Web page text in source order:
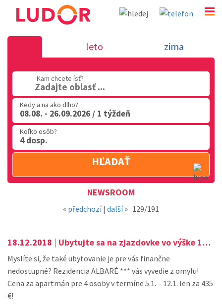
Novinka 18.12.2018 - dovolenka v
02 2063 3182
leto zima
Kam chcete ísť?
Zadajte oblasť ...
Kedy a na ako dlho?
08.08. - 26.09.2026 / 1 týždeň
Koľko osôb?
4 dosp.
HĽADAŤ
NEWSROOM
« předchozí| další» 129/191
18.12.2018 | Ubytujte sa na zjazdovke vo výške 1400 m!
Myslíte si, že také ubytovanie je pre vás finančne
nedostupné? Rezidencia ALBARÉ *** vás vyvedie z omylu!
Cena za apartmán pre 4 osoby v termíne 5.1. – 12.1. len za 435
€!